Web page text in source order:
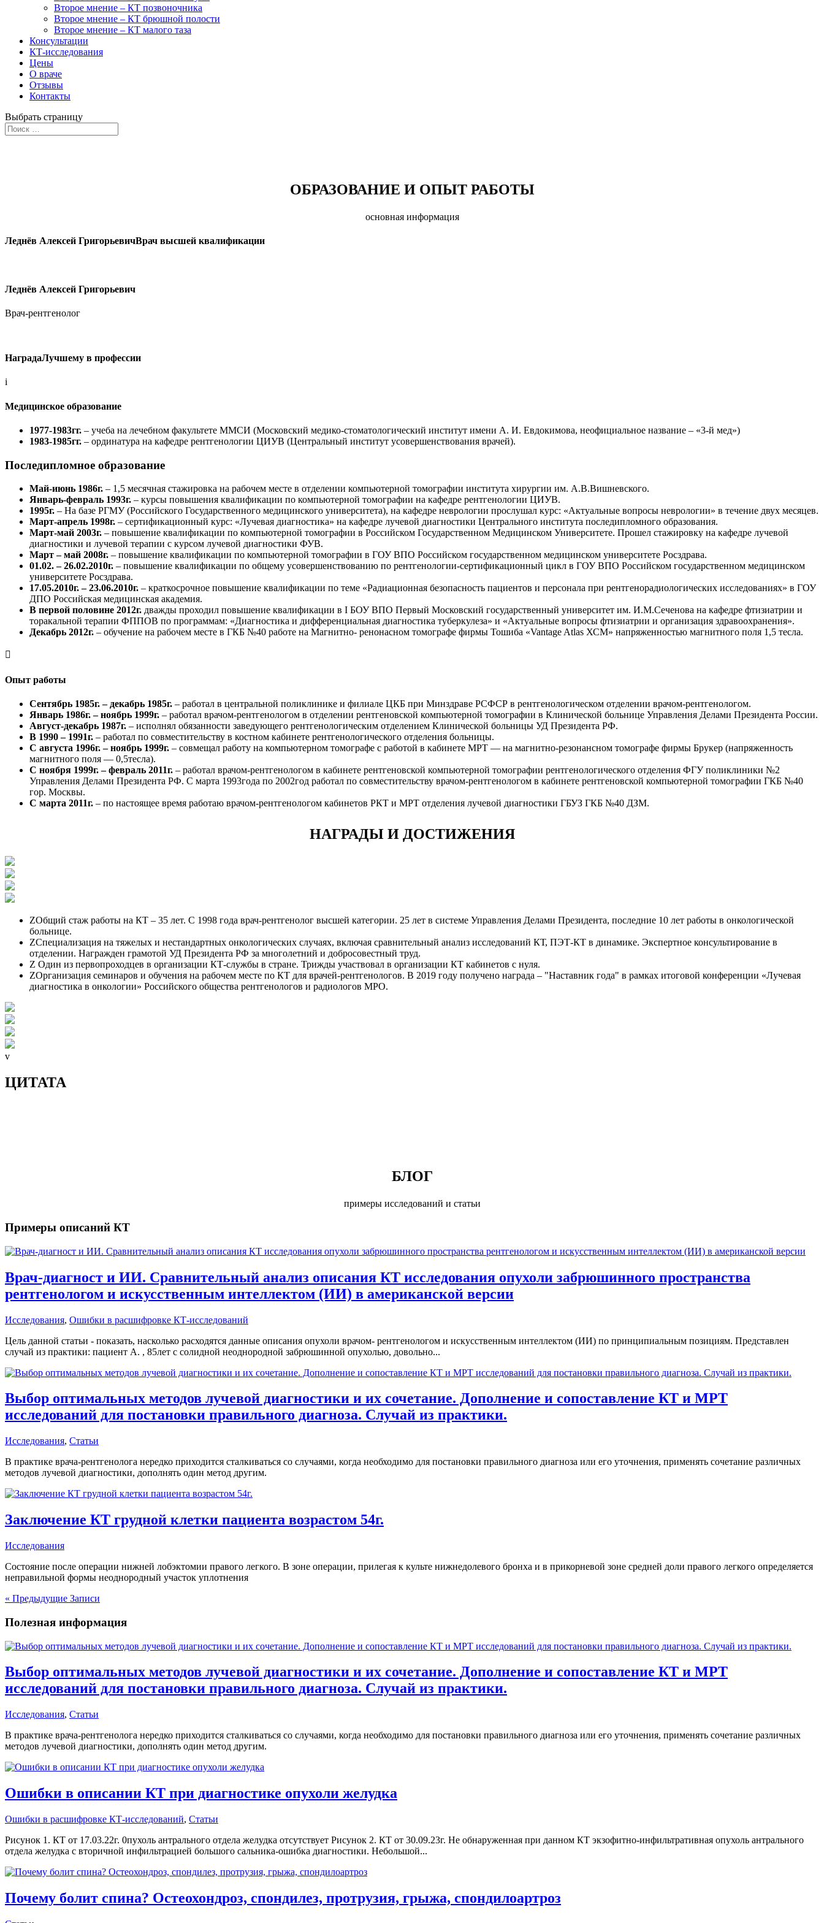
Второе мнение – КТ позвоночника
Второе мнение – КТ брюшной полости
Второе мнение – КТ малого таза
Консультации
КТ-исследования
Цены
О враче
Отзывы
Контакты
Выбрать страницу
ОБРАЗОВАНИЕ И ОПЫТ РАБОТЫ
основная информация
Леднёв Алексей ГригорьевичВрач высшей квалификации
Леднёв Алексей Григорьевич
Врач-рентгенолог
НаградаЛучшему в профессии
i
Медицинское образование
1977-1983гг. – учеба на лечебном факультете ММСИ (Московский медико-стоматологический институт имени А. И. Евдокимова, неофициальное название – «3-й мед»)
1983-1985гг. – ординатура на кафедре рентгенологии ЦИУВ (Центральный институт усовершенствования врачей).
Последипломное образование
Май-июнь 1986г. – 1,5 месячная стажировка на рабочем месте в отделении компьютерной томографии института хирургии им. А.В.Вишневского.
Январь-февраль 1993г. – курсы повышения квалификации по компьютерной томографии на кафедре рентгенологии ЦИУВ.
1995г. – На базе РГМУ (Российского Государственного медицинского университета), на кафедре неврологии прослушал курс: «Актуальные вопросы неврологии» в течение двух месяцев.
Март-апрель 1998г. – сертификационный курс: «Лучевая диагностика» на кафедре лучевой диагностики Центрального института последипломного образования.
Март-май 2003г. – повышение квалификации по компьютерной томографии в Российском Государственном Медицинском Университете. Прошел стажировку на кафедре лучевой
диагностики и лучевой терапии с курсом лучевой диагностики ФУВ.
Март – май 2008г. – повышение квалификации по компьютерной томографии в ГОУ ВПО Российском государственном медицинском университете Росздрава.
01.02. – 26.02.2010г. – повышение квалификации по общему усовершенствованию по рентгенологии-сертификационный цикл в ГОУ ВПО Российском государственном медицинском
университете Росздрава.
17.05.2010г. – 23.06.2010г. – краткосрочное повышение квалификации по теме «Радиационная безопасность пациентов и персонала при рентгенорадиологических исследованиях» в ГОУ
ДПО Российская медицинская академия.
В первой половине 2012г. дважды проходил повышение квалификации в I БОУ ВПО Первый Московский государственный университет им. И.М.Сеченова на кафедре фтизиатрии и
торакальной терапии ФППОВ по программам: «Диагностика и дифференциальная диагностика туберкулеза» и «Актуальные вопросы фтизиатрии и организация здравоохранения».
Декабрь 2012г. – обучение на рабочем месте в ГКБ №40 работе на Магнитно- ренонасном томографе фирмы Тошиба «Vantage Atlas ХСМ» напряженностью магнитного поля 1,5 тесла.

Опыт работы
Сентябрь 1985г. – декабрь 1985г. – работал в центральной поликлинике и филиале ЦКБ при Минздраве РСФСР в рентгенологическом отделении врачом-рентгенологом.
Январь 1986г. – ноябрь 1999г. – работал врачом-рентгенологом в отделении рентгеновской компьютерной томографии в Клинической больнице Управления Делами Президента России.
Август-декабрь 1987г. – исполнял обязанности заведующего рентгенологическим отделением Клинической больницы УД Президента РФ.
В 1990 – 1991г. – работал по совместительству в костном кабинете рентгенологического отделения больницы.
С августа 1996г. – ноябрь 1999г. – совмещал работу на компьютерном томографе с работой в кабинете МРТ — на магнитно-резонансном томографе фирмы Брукер (напряженность
магнитного поля — 0,5тесла).
С ноября 1999г. – февраль 2011г. – работал врачом-рентгенологом в кабинете рентгеновской компьютерной томографии рентгенологического отделения ФГУ поликлиники №2
Управления Делами Президента РФ. С марта 1993года по 2002год работал по совместительству врачом-рентгенологом в кабинете рентгеновской компьютерной томографии ГКБ №40
гор. Москвы.
С марта 2011г. – по настоящее время работаю врачом-рентгенологом кабинетов РКТ и МРТ отделения лучевой диагностики ГБУЗ ГКБ №40 ДЗМ.
НАГРАДЫ И ДОСТИЖЕНИЯ
ZОбщий стаж работы на КТ – 35 лет. С 1998 года врач-рентгенолог высшей категории. 25 лет в системе Управления Делами Президента, последние 10 лет работы в онкологической
больнице.
ZСпециализация на тяжелых и нестандартных онкологических случаях, включая сравнительный анализ исследований КТ, ПЭТ-КТ в динамике. Экспертное консультирование в
отделении. Награжден грамотой УД Президента РФ за многолетний и добросовестный труд.
Z Один из первопроходцев в организации КТ-службы в стране. Трижды участвовал в организации КТ кабинетов с нуля.
ZОрганизация семинаров и обучения на рабочем месте по КТ для врачей-рентгенологов. В 2019 году получено награда – "Наставник года" в рамках итоговой конференции «Лучевая
диагностика в онкологии» Российского общества рентгенологов и радиологов МРО.
v
ЦИТАТА
БЛОГ
примеры исследований и статьи
Примеры описаний КТ
Врач-диагност и ИИ. Сравнительный анализ описания КТ исследования опухоли забрюшинного пространства
рентгенологом и искусственным интеллектом (ИИ) в американской версии
Исследования, Ошибки в расшифровке КТ-исследований
Цель данной статьи - показать, насколько расходятся данные описания опухоли врачом- рентгенологом и искусственным интеллектом (ИИ) по принципиальным позициям. Представлен
случай из практики: пациент А. , 85лет с солидной неоднородной забрюшинной опухолью, довольно...
Выбор оптимальных методов лучевой диагностики и их сочетание. Дополнение и сопоставление КТ и МРТ
исследований для постановки правильного диагноза. Случай из практики.
Исследования, Статьи
В практике врача-рентгенолога нередко приходится сталкиваться со случаями, когда необходимо для постановки правильного диагноза или его уточнения, применять сочетание различных
методов лучевой диагностики, дополнять один метод другим.
Заключение КТ грудной клетки пациента возрастом 54г.
Исследования
Состояние после операции нижней лобэктомии правого легкого. В зоне операции, прилегая к культе нижнедолевого бронха и в прикорневой зоне средней доли правого легкого определяется
неправильной формы неоднородный участок уплотнения
« Предыдущие Записи
Полезная информация
Выбор оптимальных методов лучевой диагностики и их сочетание. Дополнение и сопоставление КТ и МРТ
исследований для постановки правильного диагноза. Случай из практики.
Исследования, Статьи
В практике врача-рентгенолога нередко приходится сталкиваться со случаями, когда необходимо для постановки правильного диагноза или его уточнения, применять сочетание различных
методов лучевой диагностики, дополнять один метод другим.
Ошибки в описании КТ при диагностике опухоли желудка
Ошибки в расшифровке КТ-исследований, Статьи
Рисунок 1. КТ от 17.03.22г. 0пухоль антрального отдела желудка отсутствует Рисунок 2. КТ от 30.09.23г. Не обнаруженная при данном КТ экзофитно-инфильтративная опухоль антрального
отдела желудка с вторичной инфильтрацией большого сальника-ошибка диагностики. Небольшой...
Почему болит спина? Остеохондроз, спондилез, протрузия, грыжа, cпондилоартроз